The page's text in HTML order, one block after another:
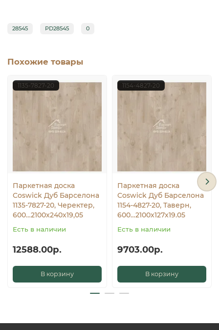
28545 PD28545 0
Похожие товары
1135-7827-20
Паркетная доска
Coswick Дуб Барселона
1135-7827-20, Черектер,
600…2100x240x19,05
Есть в наличии
12588.00р.
В корзину
1154-4827-20
Паркетная доска
Coswick Дуб Барселона
1154-4827-20, Таверн,
600…2100x127x19.05
Есть в наличии
9703.00р.
В корзину